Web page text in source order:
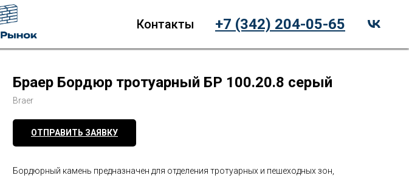
Контакты +7 (342) 204-05-65
Браер Бордюр тротуарный БР 100.20.8 серый
Braer
ОТПРАВИТЬ ЗАЯВКУ
Бордюрный камень предназначен для отделения тротуарных и пешеходных зон,